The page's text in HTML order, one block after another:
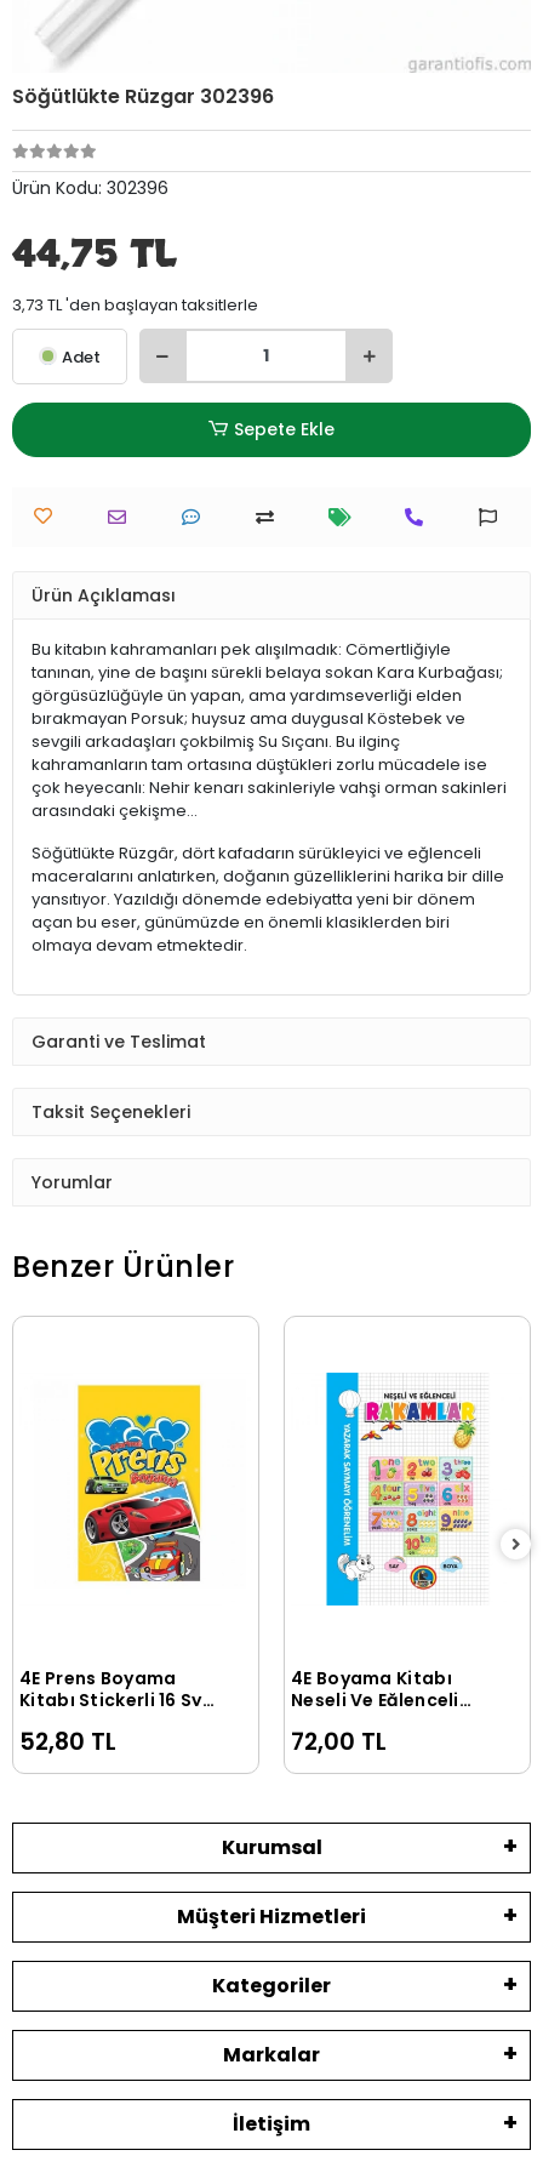
Söğütlükte Rüzgar 302396
Ürün Kodu: 302396
44,75 TL
3,73 TL 'den başlayan taksitlerle
Adet
Sepete Ekle
Ürün Açıklaması
Bu kitabın kahramanları pek alışılmadık: Cömertliğiyle
tanınan, yine de başını sürekli belaya sokan Kara Kurbağası;
görgüsüzlüğüyle ün yapan, ama yardımseverliği elden
bırakmayan Porsuk; huysuz ama duygusal Köstebek ve
sevgili arkadaşları çokbilmiş Su Sıçanı. Bu ilginç
kahramanların tam ortasına düştükleri zorlu mücadele ise
çok heyecanlı: Nehir kenarı sakinleriyle vahşi orman sakinleri
arasındaki çekişme...
Söğütlükte Rüzgâr, dört kafadarın sürükleyici ve eğlenceli
maceralarını anlatırken, doğanın güzelliklerini harika bir dille
yansıtıyor. Yazıldığı dönemde edebiyatta yeni bir dönem
açan bu eser, günümüzde en önemli klasiklerden biri
olmaya devam etmektedir.
Garanti ve Teslimat
Taksit Seçenekleri
Yorumlar
Benzer Ürünler
Sepete Ekle
4E Prens Boyama
Kitabı Stickerli 16 Syf
52,80 TL
Sepete Ekle
4E Boyama Kitabı
Neşeli Ve Eğlenceli
Yayınevi
72,00 TL
Kurumsal
Müşteri Hizmetleri
Kategoriler
Markalar
İletişim